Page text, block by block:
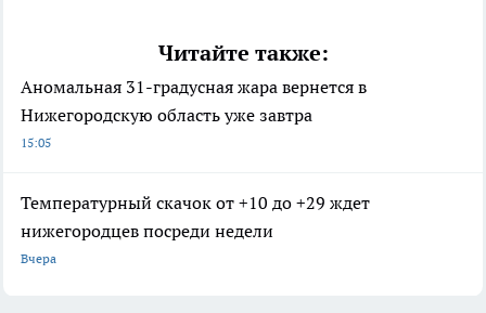
Читайте также:
Аномальная 31-градусная жара вернется в
Нижегородскую область уже завтра
15:05
Температурный скачок от +10 до +29 ждет
нижегородцев посреди недели
Вчера